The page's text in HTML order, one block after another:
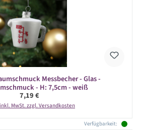
Messbecher - Glas -
- H: 7,5cm - weiß
Regulärer Preis:
7,19 €
MwSt. zzgl. Versandkosten
Verfügbarkeit: